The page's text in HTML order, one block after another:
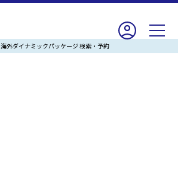
海外ダイナミックパッケージ 検索・予約